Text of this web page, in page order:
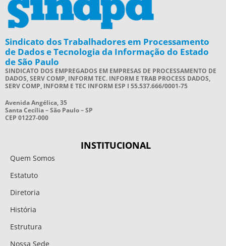
Sindicato dos Trabalhadores em Processamento
de Dados e Tecnologia da Informação do Estado
de São Paulo
SINDICATO DOS EMPREGADOS EM EMPRESAS DE PROCESSAMENTO DE
DADOS, SERV COMP, INFORM TEC. INFORM E TRAB PROCESS DADOS,
SERV COMP, INFORM E TEC INFORM ESP I 55.537.666/0001-75
Avenida Angélica, 35
Santa Cecília – São Paulo – SP
CEP 01227-000
INSTITUCIONAL
Quem Somos
Estatuto
Diretoria
História
Estrutura
Nossa Sede